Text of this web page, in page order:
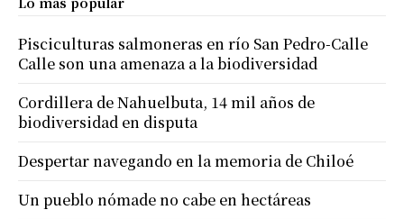
Pisciculturas salmoneras en río San Pedro-Calle
Calle son una amenaza a la biodiversidad
Cordillera de Nahuelbuta, 14 mil años de
biodiversidad en disputa
Despertar navegando en la memoria de Chiloé
Un pueblo nómade no cabe en hectáreas